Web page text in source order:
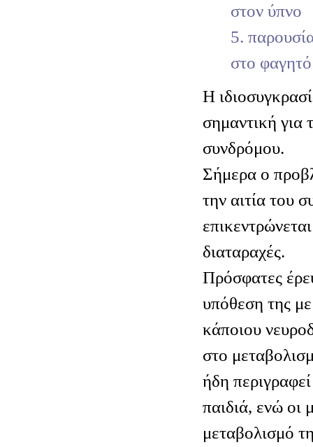
στον ύπνο
5.
στο φαγητό
Η
σημαντική για
συνδρόμου.
Σήμερα ο
την αιτία του
διαταραχές.
Πρόσφατες
υπόθεση της
κάποιου
στο
ήδη
παιδιά, ενώ οι
μεταβολισμό